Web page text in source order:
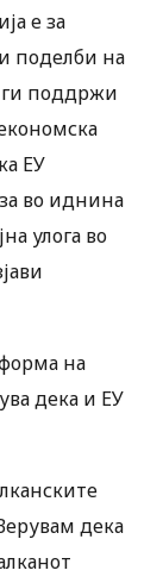
е за
поделби на
ги поддржи
ЕУ
во иднина
улога во
на
дека и ЕУ
дека